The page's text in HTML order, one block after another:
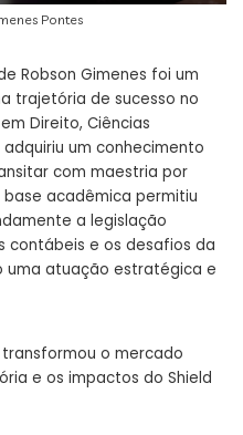
Pontes
Robson Gimenes foi um
trajetória de sucesso no
Direito, Ciências
um conhecimento
com maestria por
acadêmica permitiu
a legislação
contábeis e os desafios da
uma atuação estratégica e
o mercado
e os impactos do Shield